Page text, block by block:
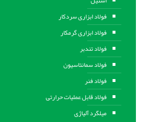
فولاد ابزاری سردکار
فولاد ابزاری گرمکار
فولاد تندبر
فولاد سمانتاسیون
فولاد فنر
فولاد قابل عملیات حرارتی
ميلگرد آلیاژی